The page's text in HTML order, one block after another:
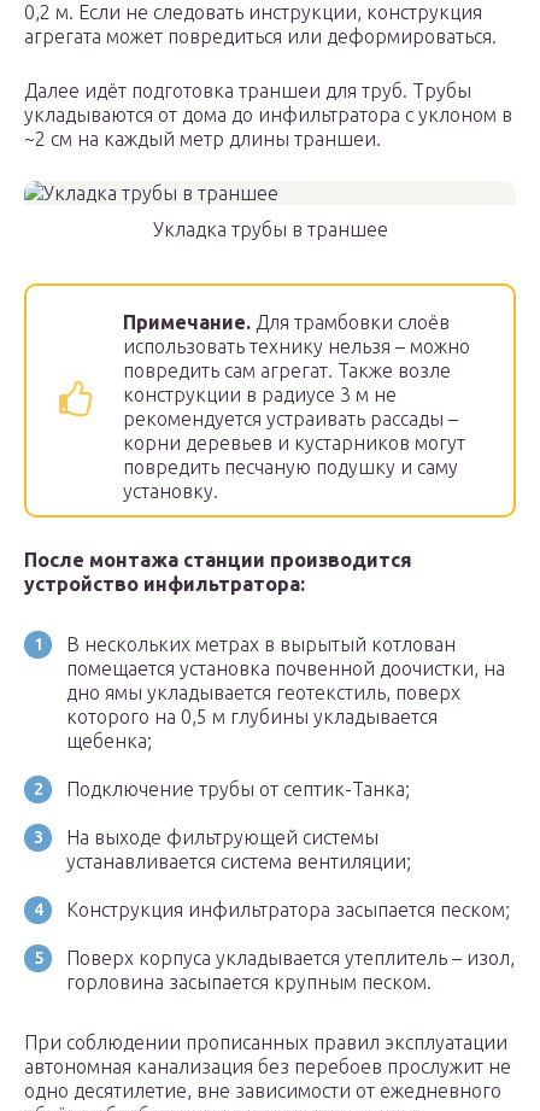
0,2 м. Если не следовать инструкции, конструкция
агрегата может повредиться или деформироваться.
Далее идёт подготовка траншеи для труб. Трубы
укладываются от дома до инфильтратора с уклоном в
~2 см на каждый метр длины траншеи.
Укладка трубы в траншее
Примечание. Для трамбовки слоёв
использовать технику нельзя – можно
повредить сам агрегат. Также возле
конструкции в радиусе 3 м не
рекомендуется устраивать рассады –
корни деревьев и кустарников могут
повредить песчаную подушку и саму
установку.
После монтажа станции производится
устройство инфильтратора:
В нескольких метрах в вырытый котлован
помещается установка почвенной доочистки, на
дно ямы укладывается геотекстиль, поверх
которого на 0,5 м глубины укладывается
щебенка;
Подключение трубы от септик-Танка;
На выходе фильтрующей системы
устанавливается система вентиляции;
Конструкция инфильтратора засыпается песком;
Поверх корпуса укладывается утеплитель – изол,
горловина засыпается крупным песком.
При соблюдении прописанных правил эксплуатации
автономная канализация без перебоев прослужит не
одно десятилетие, вне зависимости от ежедневного